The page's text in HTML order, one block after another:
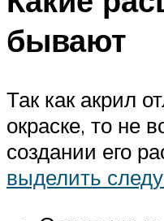
бывают
Так как акрил
окраске, то не
создании его
выделить